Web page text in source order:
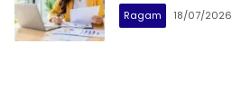
Ragam 18/07/2026